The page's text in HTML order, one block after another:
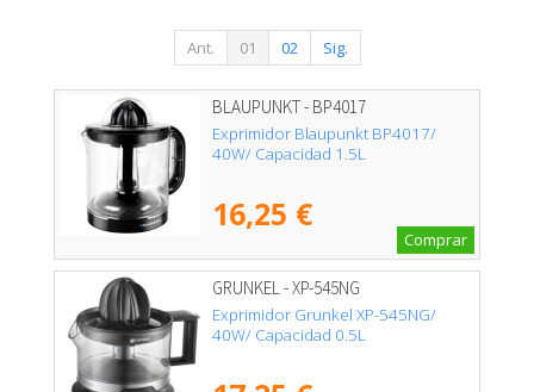
Ant. 01 02 Sig.
BLAUPUNKT - BP4017
Exprimidor Blaupunkt BP4017/
40W/ Capacidad 1.5L
16,25 €
Comprar
GRUNKEL - XP-545NG
Exprimidor Grunkel XP-545NG/
40W/ Capacidad 0.5L